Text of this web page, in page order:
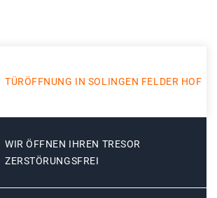
TÜRÖFFNUNG IN SOLINGEN FELDER HOF
WIR ÖFFNEN IHREN TRESOR
ZERSTÖRUNGSFREI